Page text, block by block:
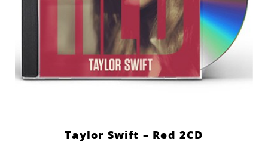
Taylor Swift – Red 2CD